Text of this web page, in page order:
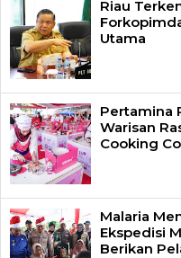
Riau
Utama
Pertamina
Warisan
Cooking
Malaria
Ekspedisi
Berikan